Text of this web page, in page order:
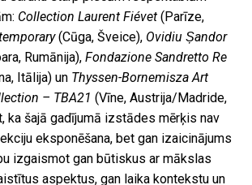
meklēt
Collection Laurent Fiévet (Parīze,
(Cūga, Šveice), Ovidiu Șandor
Rumānija),Fondazione Sandretto Re
Itālija) un Thyssen-Bornemisza Art
– TBA21 (Vīne, Austrija/Madride,
ka šajā gadījumā izstādes mērķis nav
eksponēšana, bet gan izaicinājums
izgaismot gan būtiskus ar mākslas
aspektus, gan laika kontekstu un